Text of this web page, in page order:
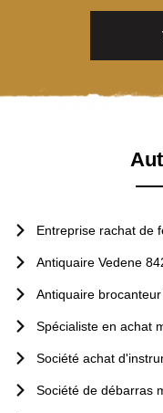
Entreprise rachat de
Antiquaire Vedene
Antiquaire
Spécialiste en achat
Société achat
Société de débarras